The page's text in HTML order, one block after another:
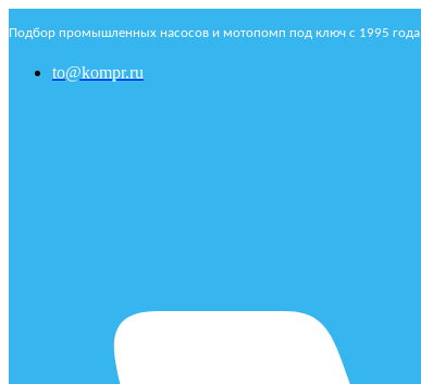
Подбор промышленных насосов и мотопомп под ключ с 1995 года
to@kompr.ru